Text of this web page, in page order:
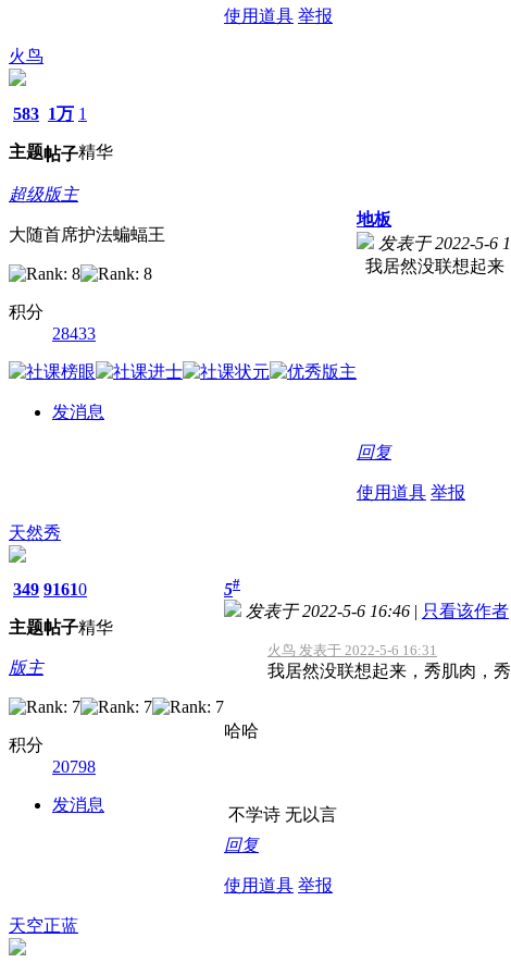
使用道具 举报
火鸟
583
主题
1万
帖子
1
精华
超级版主
大随首席护法蝙蝠王
积分
28433
发消息
地板
发表于 2022-5-6
我居然没联想起来
回复
使用道具 举报
天然秀
349
主题
9161
帖子
0
精华
版主
积分
20798
发消息
5#
发表于 2022-5-6 16:46 | 只看该作者
火鸟 发表于 2022-5-6 16:31
我居然没联想起来，秀肌肉，
哈哈
不学诗 无以言
回复
使用道具 举报
天空正蓝